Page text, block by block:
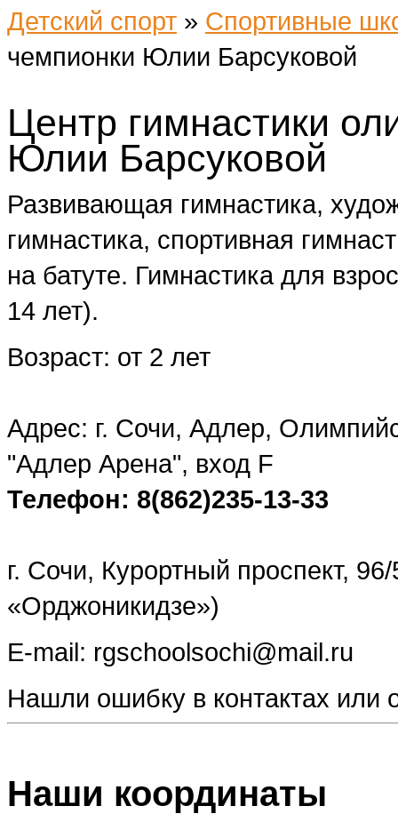
Детский спорт » Спортивные
чемпионки Юлии Барсуковой
Центр гимнастики
Юлии Барсуковой
Развивающая гимнастика,
гимнастика, спортивная
на батуте. Гимнастика для
14 лет).
Возраст: от 2 лет
Адрес: г. Сочи, Адлер,
"Адлер Арена", вход F
Телефон: 8(862)235-13-33
г. Сочи, Курортный проспект,
«Орджоникидзе»)
E-mail: rgschoolsochi@mail.ru
Нашли ошибку в контактах
Наши координаты